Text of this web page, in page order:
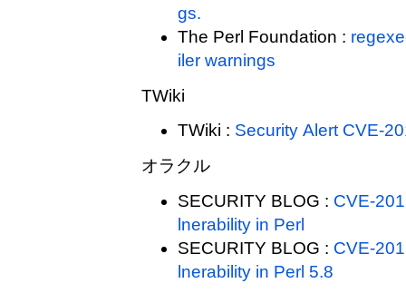
gs.
The Perl Foundation :
iler warnings
TWiki
TWiki : Security Alert CVE-
オラクル
SECURITY BLOG : CVE-
lnerability in Perl
SECURITY BLOG : CVE-
lnerability in Perl 5.8